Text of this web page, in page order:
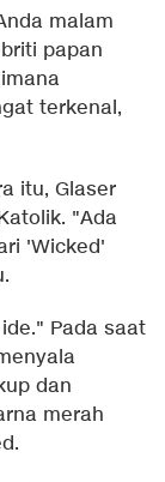
malam
papan
terkenal,
itu, Glaser
"Ada
'Wicked'
Pada saat
dan
merah